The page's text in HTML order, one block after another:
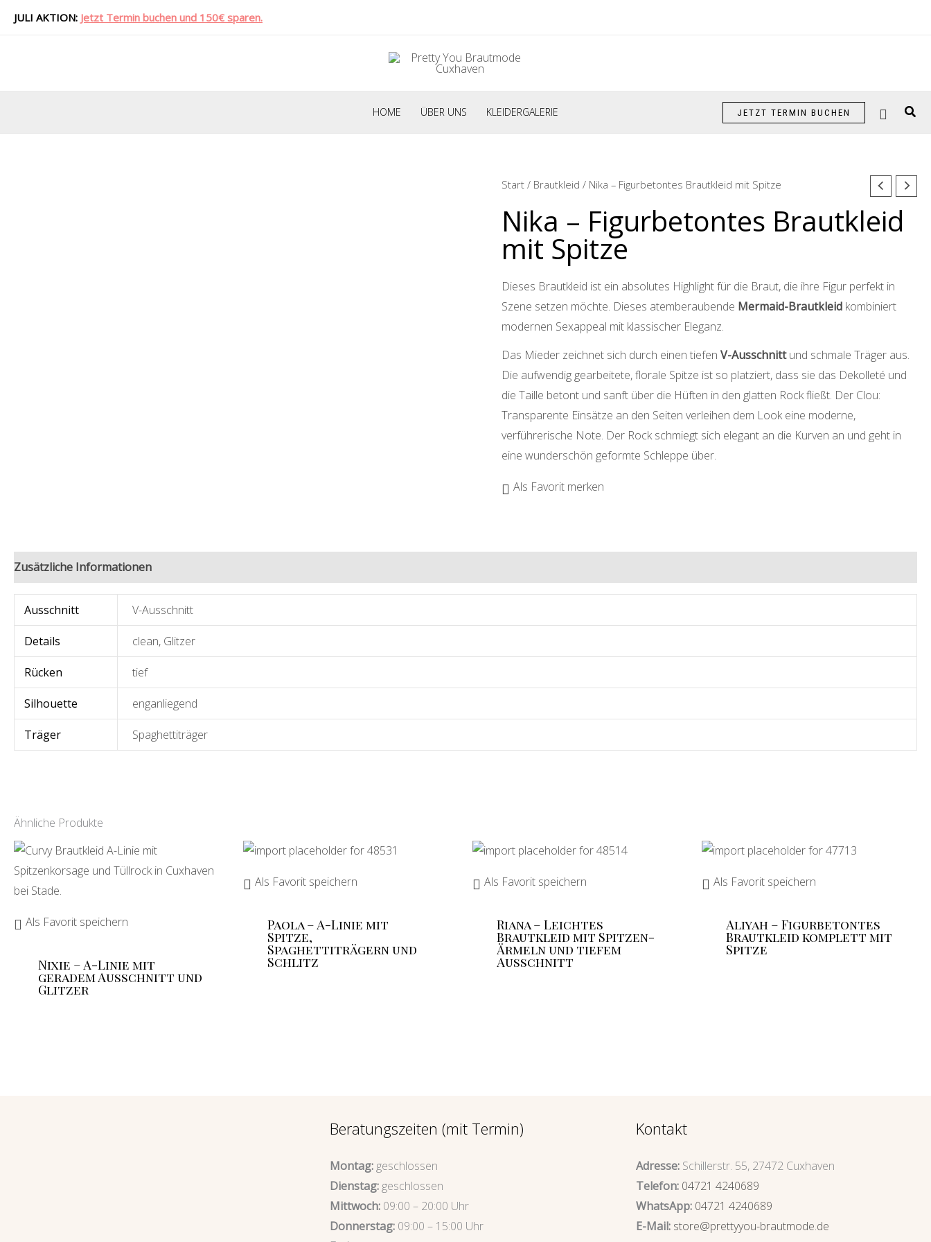
JULI AKTION: Jetzt Termin buchen und 150€ sparen.
HOME ÜBER UNS KLEIDERGALERIE JETZT TERMIN BUCHEN
Start / Brautkleid / Nika – Figurbetontes Brautkleid mit Spitze
Nika – Figurbetontes Brautkleid
mit Spitze
Dieses Brautkleid ist ein absolutes Highlight für die Braut, die ihre Figur perfekt in
Szene setzen möchte. Dieses atemberaubende Mermaid-Brautkleid kombiniert
modernen Sexappeal mit klassischer Eleganz.
Das Mieder zeichnet sich durch einen tiefenV-Ausschnittund schmale Träger aus.
Die aufwendig gearbeitete, florale Spitze ist so platziert, dass sie das Dekolleté und
die Taille betont und sanft über die Hüften in den glatten Rock fließt. Der Clou:
Transparente Einsätze an den Seiten verleihen dem Look eine moderne,
verführerische Note. Der Rock schmiegt sich elegant an die Kurven an und geht in
eine wunderschön geformte Schleppe über.
Als Favorit merken
Zusätzliche Informationen
Ausschnitt V-Ausschnitt
Details clean, Glitzer
Rücken tief
Silhouette enganliegend
Träger Spaghettiträger
Ähnliche Produkte
Als Favorit speichern
Nixie – A-Linie mit
geradem Ausschnitt und
Glitzer
Als Favorit speichern
Paola – A-Linie mit
Spitze,
Spaghettiträgern und
Schlitz
Als Favorit speichern
Riana – Leichtes
Brautkleid mit Spitzen-
Ärmeln und tiefem
Ausschnitt
Als Favorit speichern
Aliyah – Figurbetontes
Brautkleid komplett mit
Spitze
Beratungszeiten (mit Termin)
Montag: geschlossen
Dienstag: geschlossen
Mittwoch: 09:00 – 20:00 Uhr
Donnerstag: 09:00 – 15:00 Uhr
Kontakt
Adresse:Schillerstr. 55, 27472 Cuxhaven
Telefon: 04721 4240689
WhatsApp: 04721 4240689
E-Mail: store@prettyyou-brautmode.de